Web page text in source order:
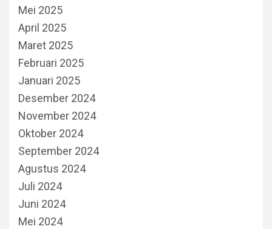
Mei 2025
April 2025
Maret 2025
Februari 2025
Januari 2025
Desember 2024
November 2024
Oktober 2024
September 2024
Agustus 2024
Juli 2024
Juni 2024
Mei 2024